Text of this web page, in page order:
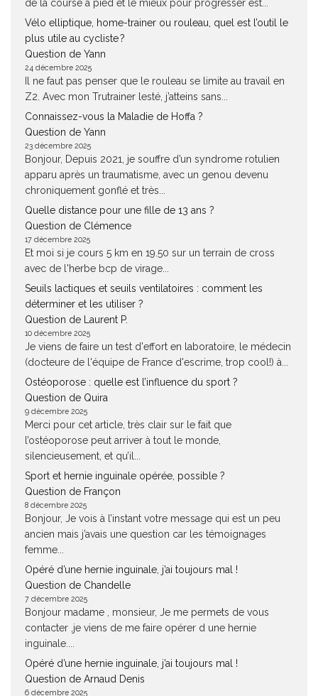
de la course à pied et le mieux pour progresser est...
Vélo elliptique, home-trainer ou rouleau, quel est l’outil le
plus utile au cycliste ?
Question de Yann
24 décembre 2025
Il ne faut pas penser que le rouleau se limite au travail en
Z2. Avec mon Trutrainer lesté, j’atteins sans...
Connaissez-vous la Maladie de Hoffa ?
Question de Yann
23 décembre 2025
Bonjour, Depuis 2021, je souffre d’un syndrome rotulien
apparu après un traumatisme, avec un genou devenu
chroniquement gonflé et très...
Quelle distance pour une fille de 13 ans ?
Question de Clémence
17 décembre 2025
Et moi si je cours 5 km en 19.50 sur un terrain de cross
avec de l'herbe bcp de virage...
Seuils lactiques et seuils ventilatoires : comment les
déterminer et les utiliser ?
Question de Laurent P.
10 décembre 2025
Je viens de faire un test d'effort en laboratoire, le médecin
(docteure de l'équipe de France d'escrime, trop cool!) à...
Ostéoporose : quelle est l’influence du sport ?
Question de Quira
9 décembre 2025
Merci pour cet article, très clair sur le fait que
l’ostéoporose peut arriver à tout le monde,
silencieusement, et qu’il...
Sport et hernie inguinale opérée, possible ?
Question de Françon
8 décembre 2025
Bonjour, Je vois à l’instant votre message qui est un peu
ancien mais j’avais une question car les témoignages
femme...
Opéré d’une hernie inguinale, j’ai toujours mal !
Question de Chandelle
7 décembre 2025
Bonjour madame , monsieur, Je me permets de vous
contacter ,je viens de me faire opérer d une hernie
inguinale....
Opéré d’une hernie inguinale, j’ai toujours mal !
Question de Arnaud Denis
6 décembre 2025